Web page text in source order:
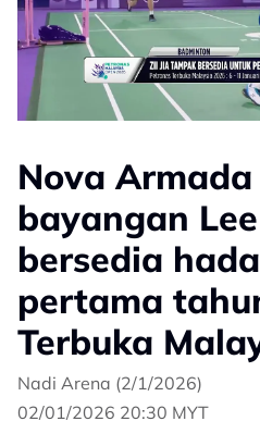
Nova
bayangan
bersedia
pertama
Terbuka
Nadi Arena (2/1/2026)
02/01/2026 20:30 MYT